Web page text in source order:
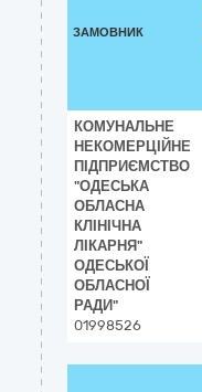
ЗАМОВНИК
КОМУНАЛЬНЕ
НЕКОМЕРЦІЙНЕ
ПІДПРИЄМСТВО
"ОДЕСЬКА
ОБЛАСНА
КЛІНІЧНА
ЛІКАРНЯ"
ОДЕСЬКОЇ
ОБЛАСНОЇ
РАДИ"
01998526